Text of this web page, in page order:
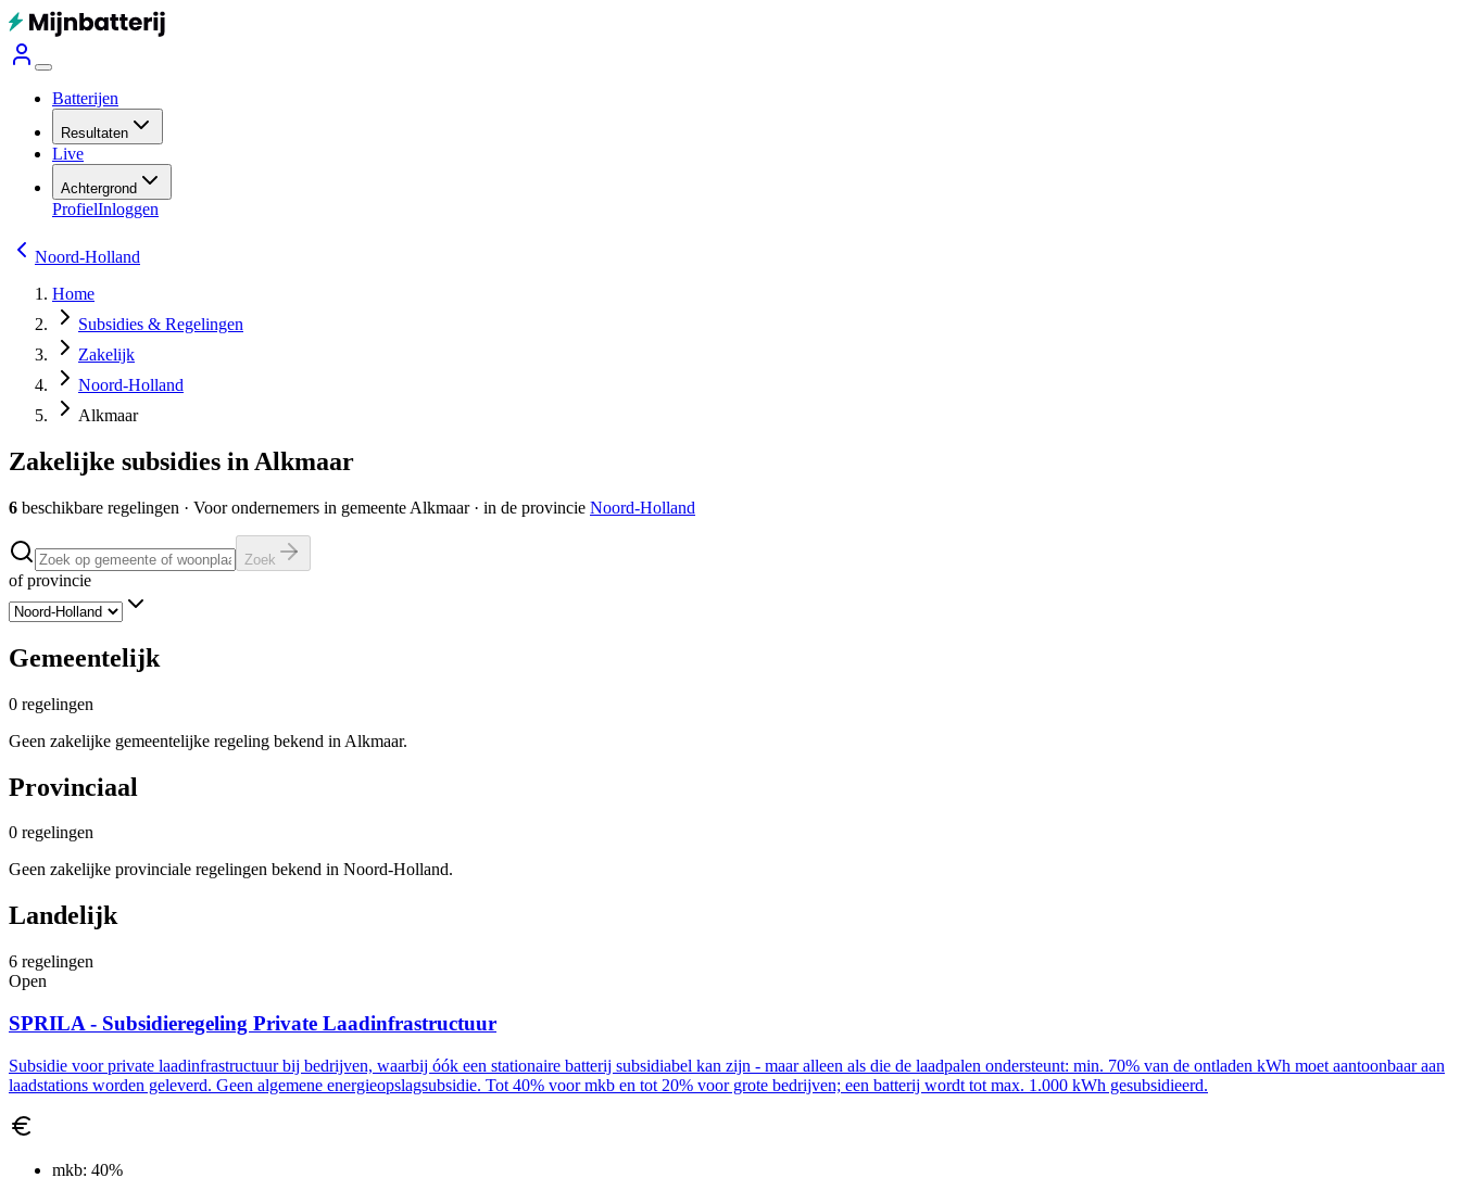
Batterijen
Resultaten
Live
Achtergrond
ProfielInloggen
Noord-Holland
Home
Subsidies & Regelingen
Zakelijk
Noord-Holland
Alkmaar
Zakelijke subsidies in Alkmaar
6 beschikbare regelingen · Voor ondernemers in gemeente Alkmaar· in de provincie Noord-Holland
Zoek
of provincie
Gemeentelijk
0 regelingen
Geen zakelijke gemeentelijke regeling bekend in Alkmaar.
Provinciaal
0 regelingen
Geen zakelijke provinciale regelingen bekend in Noord-Holland.
Landelijk
6 regelingen
Open
SPRILA - Subsidieregeling Private Laadinfrastructuur
Subsidie voor private laadinfrastructuur bij bedrijven, waarbij óók een stationaire batterij subsidiabel kan zijn - maar alleen als die de laadpalen ondersteunt: min. 70% van de ontladen kWh moet aantoonbaar aan
laadstations worden geleverd. Geen algemene energieopslagsubsidie. Tot 40% voor mkb en tot 20% voor grote bedrijven; een batterij wordt tot max. 1.000 kWh gesubsidieerd.
mkb: 40%